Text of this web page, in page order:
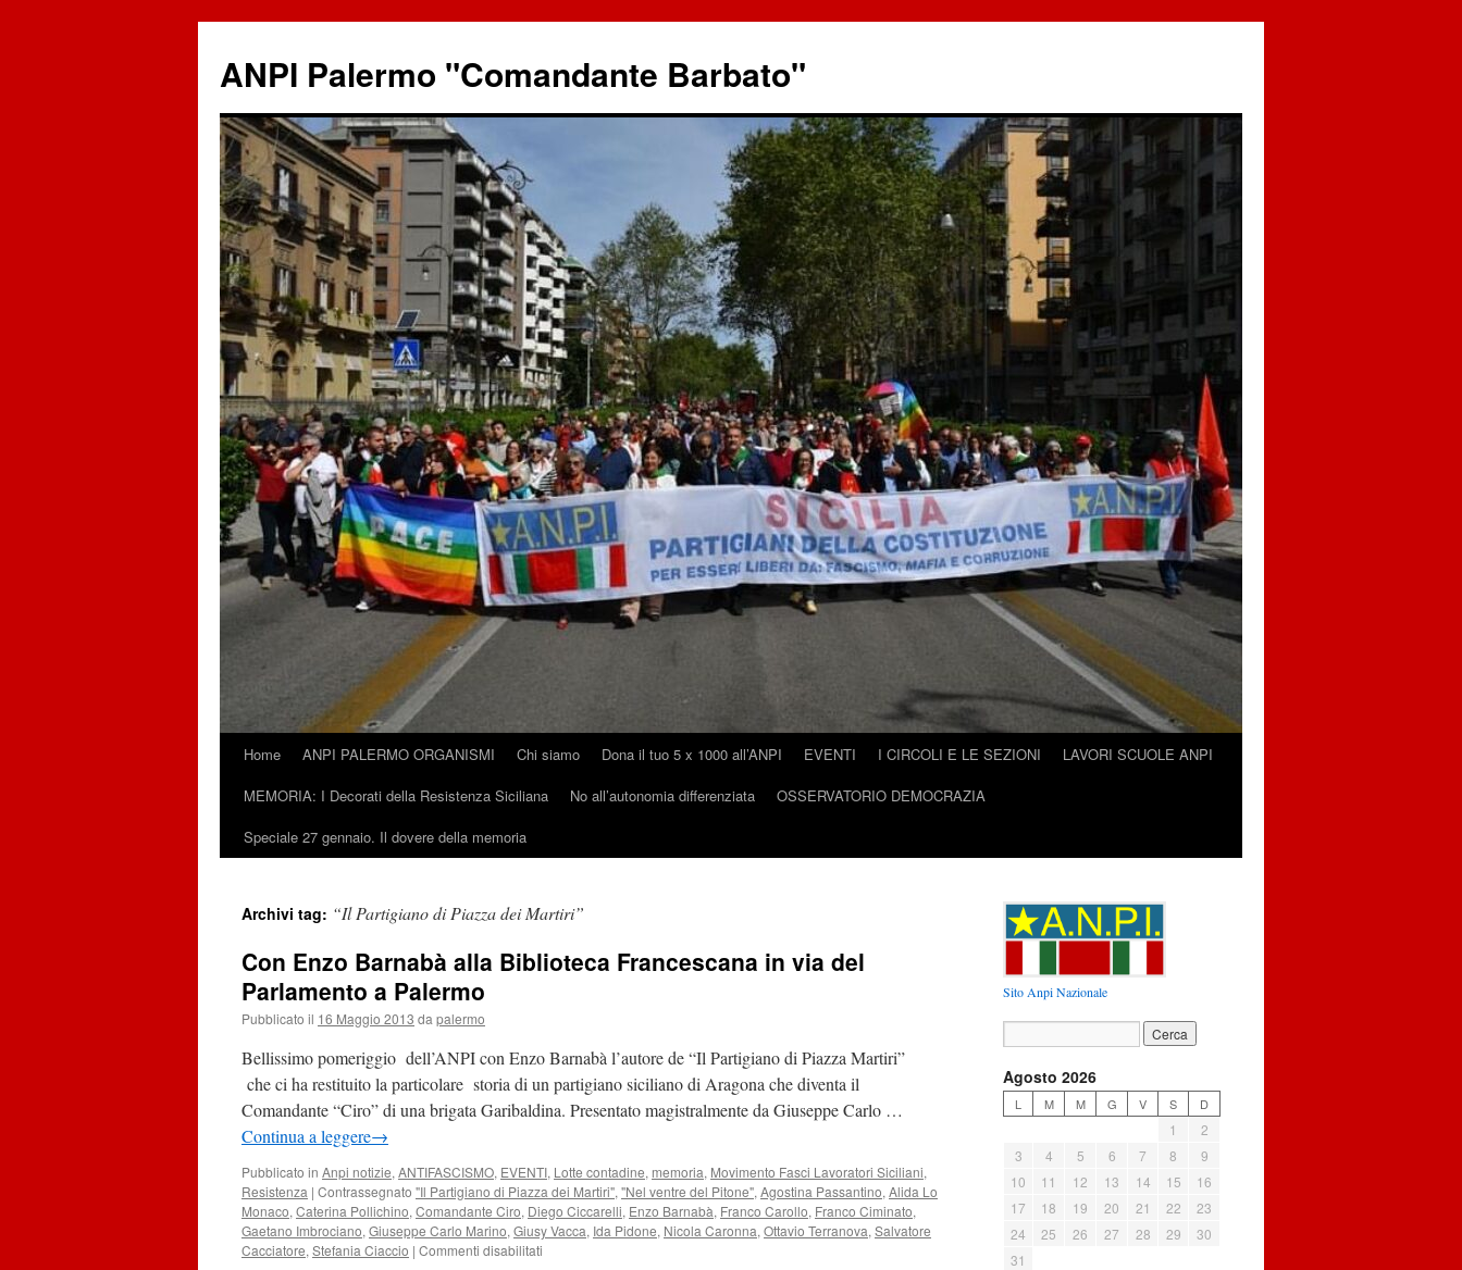
ANPI Palermo "Comandante Barbato"
Vai
contenuto
Home ANPI PALERMO ORGANISMI Chi siamo Dona il tuo 5 x 1000 all’ANPI EVENTI I CIRCOLI E LE SEZIONI
LAVORI SCUOLE ANPI
MEMORIA: I Decorati della Resistenza Siciliana
No all’autonomia differenziata
OSSERVATORIO DEMOCRAZIA
Speciale 27 gennaio. Il dovere della memoria
Archivi tag: “Il Partigiano di Piazza dei Martiri”
Con Enzo Barnabà alla Biblioteca Francescana in via del
Parlamento a Palermo
Pubblicato il 16 Maggio 2013 da palermo
Bellissimo pomeriggio dell’ANPI con Enzo Barnabà l’autore de “Il Partigiano di Piazza Martiri”
che ci ha restituito la particolare storia di un partigiano siciliano di Aragona che diventa il
Comandante “Ciro” di una brigata Garibaldina. Presentato magistralmente da Giuseppe Carlo …
Continua a leggere→
Pubblicato in Anpi notizie, ANTIFASCISMO, EVENTI, Lotte contadine, memoria, Movimento Fasci Lavoratori Siciliani,
Resistenza | Contrassegnato "Il Partigiano di Piazza dei Martiri", "Nel ventre del Pitone", Agostina Passantino, Alida Lo
Monaco, Caterina Pollichino, Comandante Ciro, Diego Ciccarelli, Enzo Barnabà, Franco Carollo, Franco Ciminato,
Gaetano Imbrociano, Giuseppe Carlo Marino, Giusy Vacca, Ida Pidone, Nicola Caronna, Ottavio Terranova, Salvatore
Cacciatore, Stefania Ciaccio | Commenti disabilitati
Sito Anpi Nazionale
Agosto 2026
L M M G V S D
1
2
3
4 5 6 7 8
9
10
11 12 13 14 15
16
17
18 19 20 21 22
23
24
25 26 27 28 29
30
31